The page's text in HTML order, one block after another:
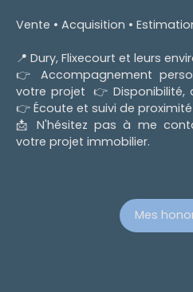
Vente • Acquisition •
📍 Dury, Flixecourt et leurs
👉 Accompagnement
votre projet 👉 Disponibilité,
👉 Écoute et suivi de proximité
📩 N'hésitez pas à me
votre projet immobilier.
Mes